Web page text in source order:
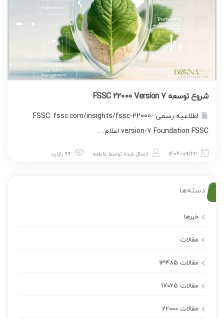
شروع توسعه FSSC 22000 Version 7
اطلاعیه رسمی FSSC: fssc.com/insights/fssc-22000-
version-7 Foundation FSSC اعلام…
1404/09/22 ارسال شده توسط عاطفه
دسته‌ها
خبرها
مقالات
مقالات 13485
مقالات 17025
مقالات 22000